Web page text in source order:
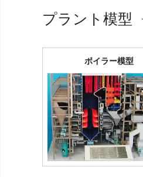
プラント模型
ボイラー模型